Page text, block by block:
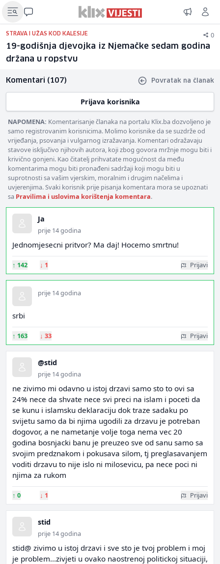
STRAVA I UŽAS KOD KALESIJE 0
19-godišnja djevojka iz Njemačke sedam godina
držana u ropstvu
Komentari (107) Povratak na članak
Prijava korisnika
NAPOMENA: Komentarisanje članaka na portalu Klix.ba dozvoljeno je
samo registrovanim korisnicima. Molimo korisnike da se suzdrže od
vrijeđanja, psovanja i vulgarnog izražavanja. Komentari odražavaju
stavove isključivo njihovih autora, koji zbog govora mržnje mogu biti i
krivično gonjeni. Kao čitatelj prihvatate mogućnost da među
komentarima mogu biti pronađeni sadržaji koji mogu biti u
suprotnosti sa vašim vjerskim, moralnim i drugim načelima i
uvjerenjima. Svaki korisnik prije pisanja komentara mora se upoznati
sa Pravilima i uslovima korištenja komentara.
Ja
prije 14 godina
Jednomjesecni pritvor? Ma daj! Hocemo smrtnu!
↑ 142 ↓ 1 Prijavi
prije 14 godina
srbi
↑ 163 ↓ 33 Prijavi
@stid
prije 14 godina
ne zivimo mi odavno u istoj drzavi samo sto to ovi sa
24% nece da shvate nece svi preci na islam i poceti da
se kunu i islamsku deklaraciju dok traze sadaku po
svijetu samo da bi njima ugodili za drzavu je potreban
dogovor, a ne nametanje volje toga nema vec 20
godina bosnjacki banu je preuzeo sve od sanu samo sa
svojim predznakom i pokusava silom, tj preglasavanjem
voditi drzavu to nije islo ni milosevicu, pa nece poci ni
njima za rukom
↑ 0 ↓ 1 Prijavi
stid
prije 14 godina
stid@ zivimo u istoj drzavi i sve sto je tvoj problem i moj
je problem...zivjeti u ovako naostrenoj politickoj situaciji,